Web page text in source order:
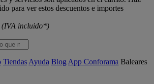
para ver estos descuentos e importes
(IVA incluido*)
Tiendas Ayuda Blog App Conforama Baleares